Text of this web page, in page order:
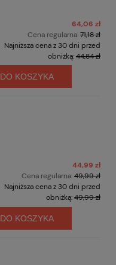
64,06 zł
Cena regularna:71,18 zł
Najniższa cena z 30 dni przed
obniżką:44,84 zł
DO KOSZYKA
44,99 zł
Cena regularna:49,99 zł
Najniższa cena z 30 dni przed
obniżką:49,99 zł
DO KOSZYKA